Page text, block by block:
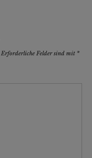
Erforderliche Felder sind mit *